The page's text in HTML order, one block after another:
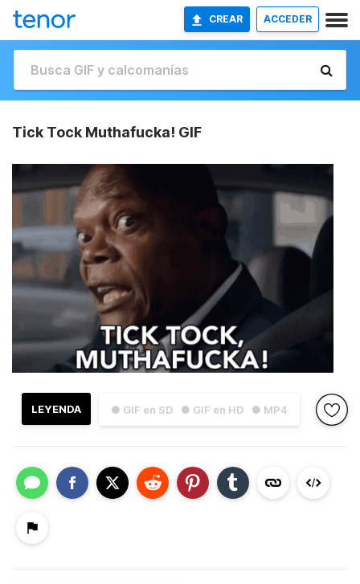
CREAR ACCEDER
Tick Tock Muthafucka! GIF
● GIF en SD ● GIF en HD ● MP4
LEYENDA